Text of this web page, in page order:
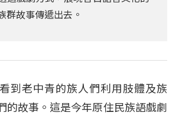
群故事傳遞出去。
到老中青的族人們利用肢體及族
的故事。這是今年原住民族語戲劇